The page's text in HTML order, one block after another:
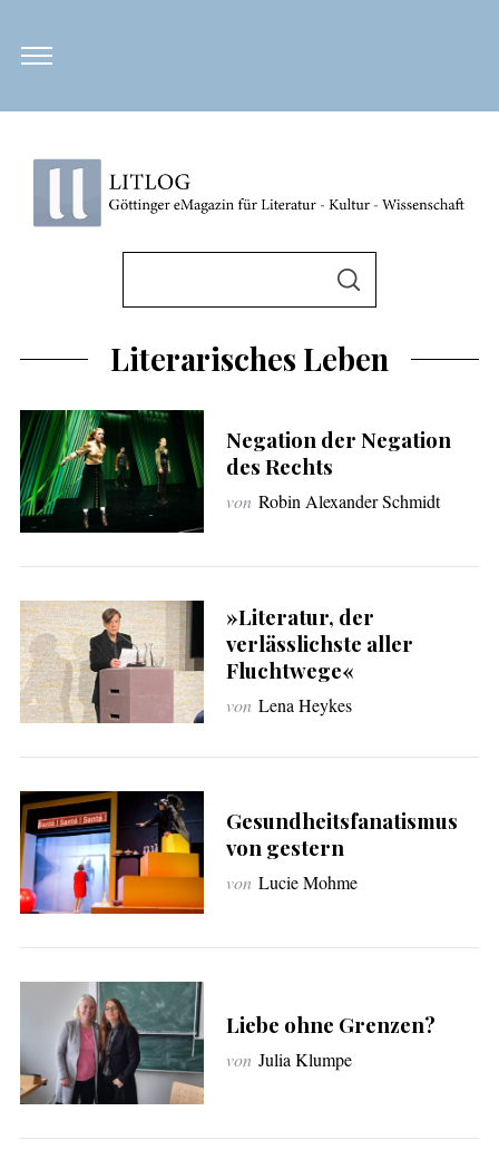
S
h
n
n
a
h
:
S
N
Literarisches Leben
Negation der Negation
des Rechts
von Robin Alexander Schmidt
»Literatur, der
verlässlichste aller
Fluchtwege«
von Lena Heykes
Gesundheitsfanatismus
von gestern
von Lucie Mohme
Liebe ohne Grenzen?
von Julia Klumpe